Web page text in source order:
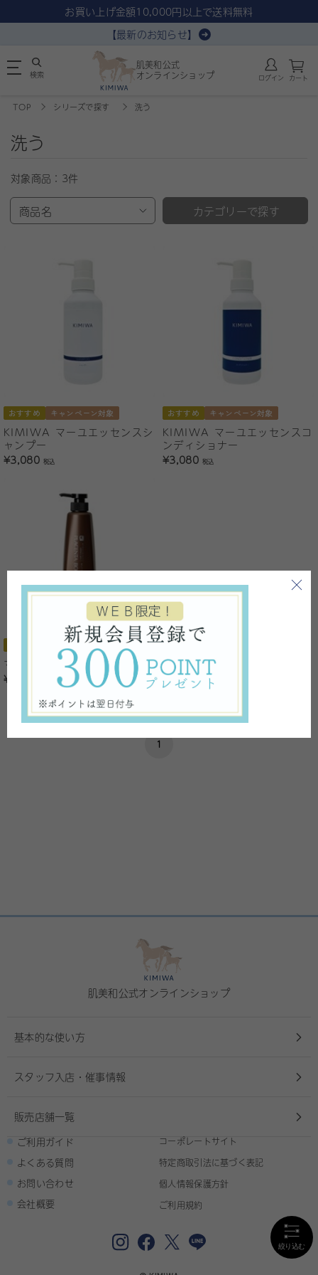
お買い上げ金額10,000円以上で送料無料
【最新のお知らせ】
肌美和公式
オンラインショップ
検索 ログイン カート
TOP シリーズで探す 洗う
洗う
対象商品： 3件
商品名 カテゴリーで探す
おすすめ キャンペーン対象
KIMIWA マーユエッセンスシ
ャンプー
¥3,080税込
おすすめ キャンペーン対象
KIMIWA マーユエッセンスコ
ンディショナー
¥3,080税込
キャンペーン対象
マーユプラセンボディソープ
¥3,300
1
肌美和公式オンラインショップ
基本的な使い方
スタッフ入店・催事情報
販売店舗一覧
ご利用ガイド
よくある質問
お問い合わせ
会社概要
コーポレートサイト
特定商取引法に基づく表記
個人情報保護方針
ご利用規約